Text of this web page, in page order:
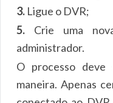
3. Ligue o DVR;
5. Crie uma
administrador.
O processo deve
maneira. Apenas